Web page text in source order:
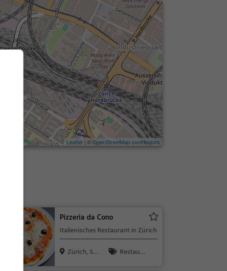
Leaflet | ©OpenStreetMap contributors
Pizzeria da Cono
Italienisches Restaurant in Zürich
Zürich, Sc
Restaura